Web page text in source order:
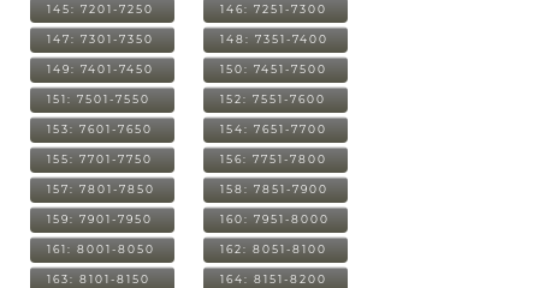
145: 7201-7250 146: 7251-7300
147: 7301-7350 148: 7351-7400
149: 7401-7450 150: 7451-7500
151: 7501-7550 152: 7551-7600
153: 7601-7650 154: 7651-7700
155: 7701-7750 156: 7751-7800
157: 7801-7850 158: 7851-7900
159: 7901-7950 160: 7951-8000
161: 8001-8050 162: 8051-8100
163: 8101-8150 164: 8151-8200